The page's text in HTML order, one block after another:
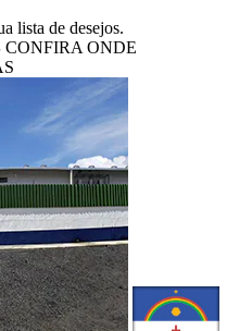
lista de desejos.
CONFIRA ONDE